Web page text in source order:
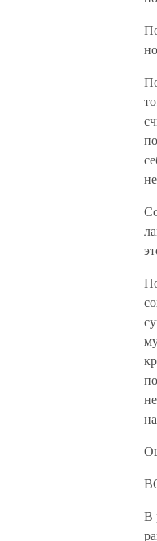
В